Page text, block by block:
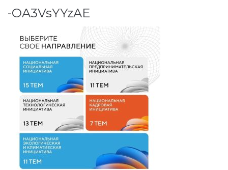
-OA3VsYYzAE